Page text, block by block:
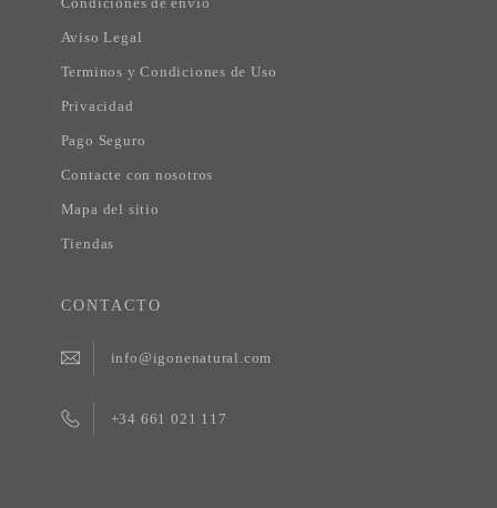
Aviso Legal
Terminos y Condiciones de Uso
Privacidad
Pago Seguro
Contacte con nosotros
Mapa del sitio
Tiendas
CONTACTO
info@igonenatural.com
+34 661 021 117